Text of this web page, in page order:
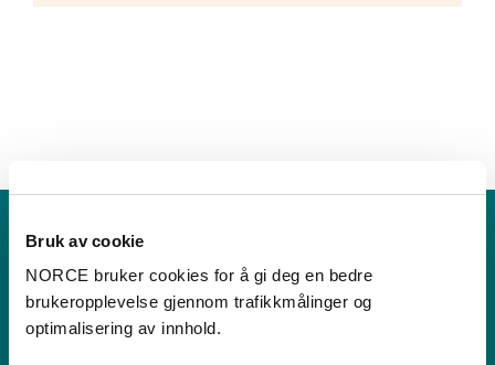
Bruk av cookie
NORCE bruker cookies for å gi deg en bedre
brukeropplevelse gjennom trafikkmålinger og
optimalisering av innhold.
Nasjonalt kompetansesenter
for legevaktmedisin